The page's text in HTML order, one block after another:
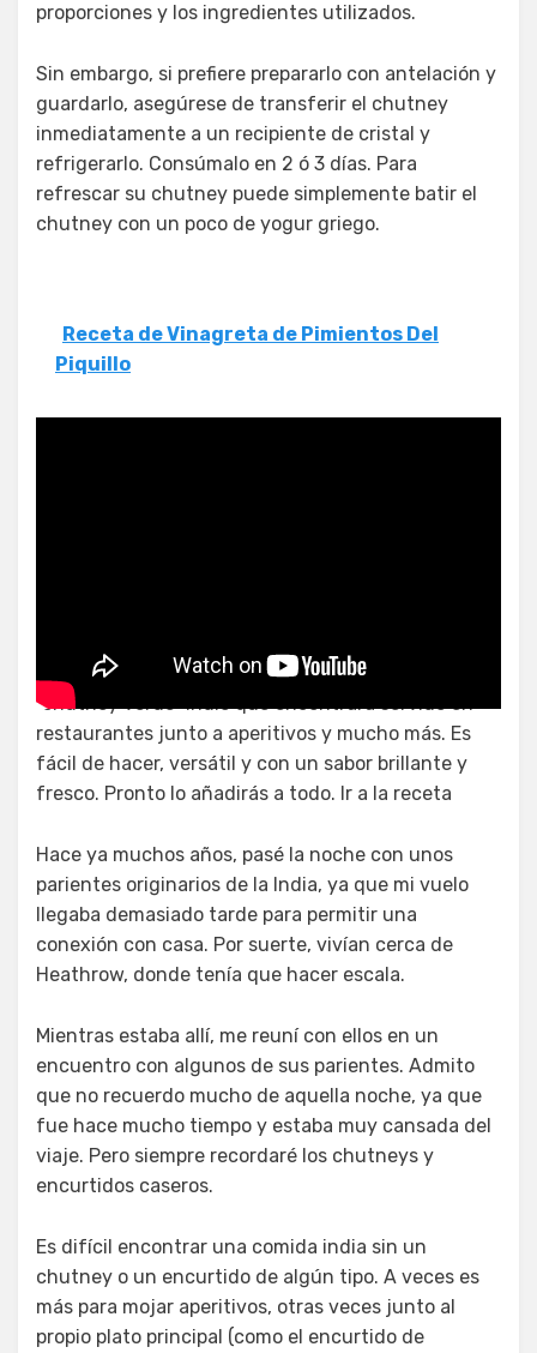
proporciones y los ingredientes utilizados.
Sin embargo, si prefiere prepararlo con antelación y
guardarlo, asegúrese de transferir el chutney
inmediatamente a un recipiente de cristal y
refrigerarlo. Consúmalo en 2 ó 3 días. Para
refrescar su chutney puede simplemente batir el
chutney con un poco de yogur griego.
Receta de Vinagreta de Pimientos Del
Piquillo
Este chutney de cilantro y menta es el clásico
“chutney verde” indio que encontrará servido en
restaurantes junto a aperitivos y mucho más. Es
fácil de hacer, versátil y con un sabor brillante y
fresco. Pronto lo añadirás a todo. Ir a la receta
Hace ya muchos años, pasé la noche con unos
parientes originarios de la India, ya que mi vuelo
llegaba demasiado tarde para permitir una
conexión con casa. Por suerte, vivían cerca de
Heathrow, donde tenía que hacer escala.
Mientras estaba allí, me reuní con ellos en un
encuentro con algunos de sus parientes. Admito
que no recuerdo mucho de aquella noche, ya que
fue hace mucho tiempo y estaba muy cansada del
viaje. Pero siempre recordaré los chutneys y
encurtidos caseros.
Es difícil encontrar una comida india sin un
chutney o un encurtido de algún tipo. A veces es
más para mojar aperitivos, otras veces junto al
propio plato principal (como el encurtido de